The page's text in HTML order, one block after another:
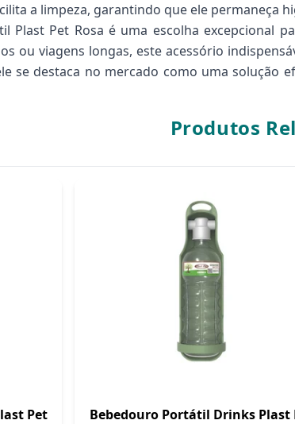
a limpeza, garantindo que ele permaneça
Plast Pet Rosa é uma escolha
ou viagens longas, este acessório
se destaca no mercado como uma solução
Produtos
Pet
Bebedouro Portátil Drinks Plast